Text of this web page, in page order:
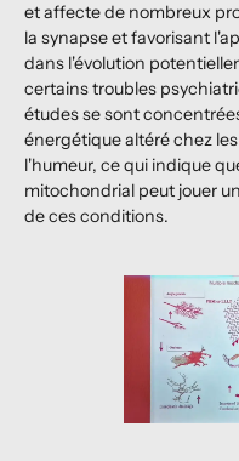
et affecte de nombreux
la synapse et favorisant
dans l'évolution
certains troubles
études se sont
énergétique altéré chez
l'humeur, ce qui indique
mitochondrial peut jouer
de ces conditions.